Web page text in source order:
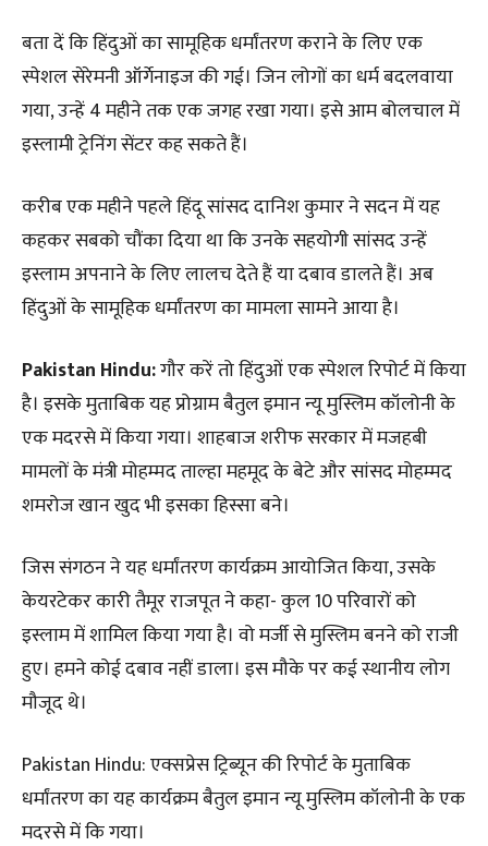
बता दें कि हिंदुओं का सामूहिक धर्मांतरण कराने के लिए एक
स्पेशल सेरेमनी ऑर्गेनाइज की गई। जिन लोगों का धर्म बदलवाया
गया, उन्हें 4 महीने तक एक जगह रखा गया। इसे आम बोलचाल में
इस्लामी ट्रेनिंग सेंटर कह सकते हैं।
करीब एक महीने पहले हिंदू सांसद दानिश कुमार ने सदन में यह
कहकर सबको चौंका दिया था कि उनके सहयोगी सांसद उन्हें
इस्लाम अपनाने के लिए लालच देते हैं या दबाव डालते हैं। अब
हिंदुओं के सामूहिक धर्मांतरण का मामला सामने आया है।
Pakistan Hindu:गौर करें तो हिंदुओं एक स्पेशल रिपोर्ट में किया
है। इसके मुताबिक यह प्रोग्राम बैतुल इमान न्यू मुस्लिम कॉलोनी के
एक मदरसे में किया गया। शाहबाज शरीफ सरकार में मजहबी
मामलों के मंत्री मोहम्मद ताल्हा महमूद के बेटे और सांसद मोहम्मद
शमरोज खान खुद भी इसका हिस्सा बने।
जिस संगठन ने यह धर्मांतरण कार्यक्रम आयोजित किया, उसके
केयरटेकर कारी तैमूर राजपूत ने कहा- कुल 10 परिवारों को
इस्लाम में शामिल किया गया है। वो मर्जी से मुस्लिम बनने को राजी
हुए। हमने कोई दबाव नहीं डाला। इस मौके पर कई स्थानीय लोग
मौजूद थे।
Pakistan Hindu: एक्सप्रेस ट्रिब्यून की रिपोर्ट के मुताबिक
धर्मांतरण का यह कार्यक्रम बैतुल इमान न्यू मुस्लिम कॉलोनी के एक
मदरसे में कि गया।